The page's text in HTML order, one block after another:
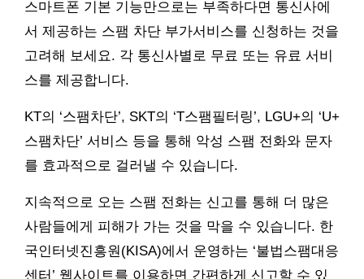
스마트폰 기본 기능만으로는 부족하다면 통신사에
서 제공하는 스팸 차단 부가서비스를 신청하는 것을
고려해 보세요. 각 통신사별로 무료 또는 유료 서비
스를 제공합니다.
KT의 ‘스팸차단’, SKT의 ‘T스팸필터링’, LGU+의 ‘U+
스팸차단’ 서비스 등을 통해 악성 스팸 전화와 문자
를 효과적으로 걸러낼 수 있습니다.
지속적으로 오는 스팸 전화는 신고를 통해 더 많은
사람들에게 피해가 가는 것을 막을 수 있습니다. 한
국인터넷진흥원(KISA)에서 운영하는 ‘불법스팸대응
센터’ 웹사이트를 이용하면 간편하게 신고할 수 있